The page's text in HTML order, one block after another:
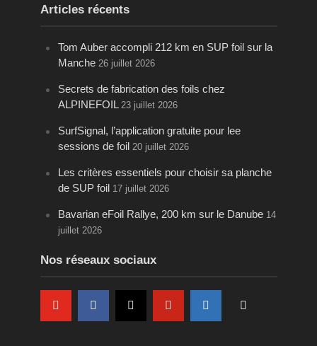
Articles récents
Tom Auber accompli 212 km en SUP foil sur la
Manche 26 juillet 2026
Secrets de fabrication des foils chez
ALPINEFOIL 23 juillet 2026
SurfSignal, l’application gratuite pour lee
sessions de foil 20 juillet 2026
Les critères essentiels pour choisir sa planche
de SUP foil 17 juillet 2026
Bavarian eFoil Rallye, 200 km sur le Danube 14
juillet 2026
Nos réseaux sociaux